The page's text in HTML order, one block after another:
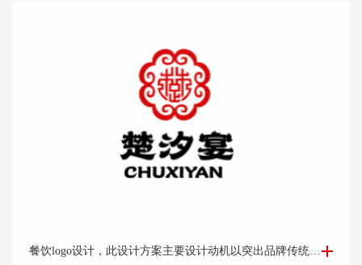
餐饮logo设计-楚*宴餐饮公司logo设计 餐饮logo设计，此设计方案主要设计动机以突出品牌传统老字号的品牌调性出发。以祥云纹路做外围。中心以“楚汉字的变形窗格轩辕造型，亭台楼阁酒肆的视觉印象，链接企业的行业特征